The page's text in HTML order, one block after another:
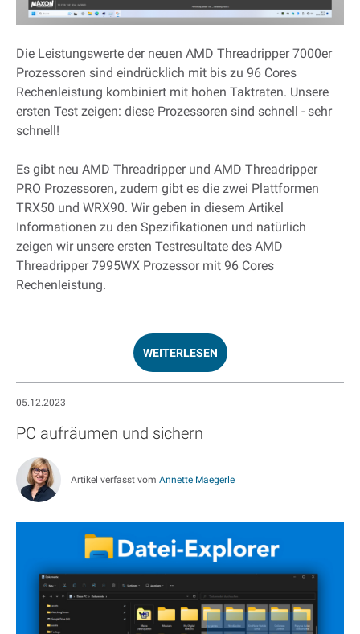
Die Leistungswerte der neuen AMD Threadripper 7000er
Prozessoren sind eindrücklich mit bis zu 96 Cores
Rechenleistung kombiniert mit hohen Taktraten. Unsere
ersten Test zeigen: diese Prozessoren sind schnell - sehr
schnell!
Es gibt neu AMD Threadripper und AMD Threadripper
PRO Prozessoren, zudem gibt es die zwei Plattformen
TRX50 und WRX90. Wir geben in diesem Artikel
Informationen zu den Spezifikationen und natürlich
zeigen wir unsere ersten Testresultate des AMD
Threadripper 7995WX Prozessor mit 96 Cores
Rechenleistung.
WEITERLESEN
05.12.2023
PC aufräumen und sichern
Artikel verfasst vom Annette Maegerle